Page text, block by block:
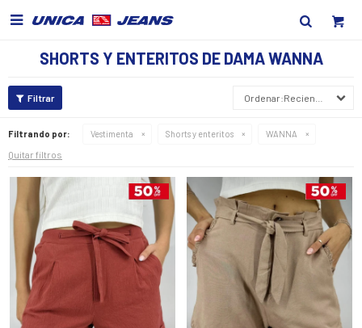

SHORTS Y ENTERITOS DE DAMA WANNA
Recientes
Filtrando por: Vestimenta Shorts y enteritos WANNA
Quitar filtros